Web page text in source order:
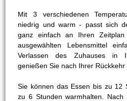
Mit 3 verschiedenen
niedrig und warm - passt sich
ganz einfach an Ihren
ausgewählten Lebensmittel
Verlassen des Zuhauses in
genießen Sie nach Ihrer Rückkehr
Sie können das Essen bis zu 12
zu 6 Stunden warmhalten.